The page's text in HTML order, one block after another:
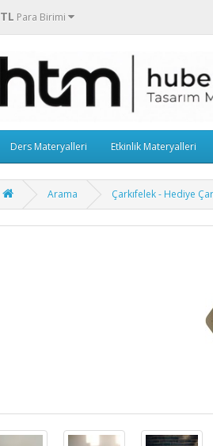
TL Para Birimi
Ders Materyalleri Etkinlik Materyalleri
Arama Çarkıfelek - Hediye